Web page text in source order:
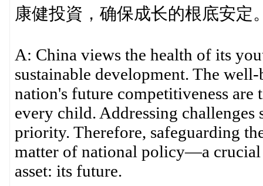
康健投資，确保成长的根底安定
A: China views the health of its
sustainable development. The
nation's future competitiveness
every child. Addressing challenges
priority. Therefore, safeguarding
matter of national policy—a
asset: its future.